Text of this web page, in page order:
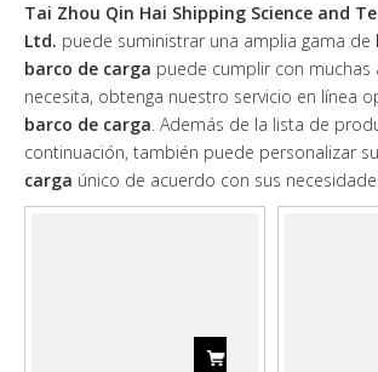
Tai Zhou Qin Hai Shipping Science and
Ltd. puede suministrar una amplia gama de
barco de carga puede cumplir con muchas
necesita, obtenga nuestro servicio en línea
barco de carga. Además de la lista de
continuación, también puede personalizar
carga único de acuerdo con sus